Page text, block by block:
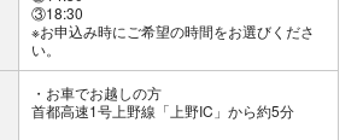
③18:30
※お申込み時にご希望の時間をお選びくださ
い。
お車でお越しの方
首都高速1号上野線「上野IC」から約5分